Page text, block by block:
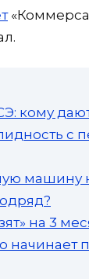
кому
с
машину
на 3
начинает